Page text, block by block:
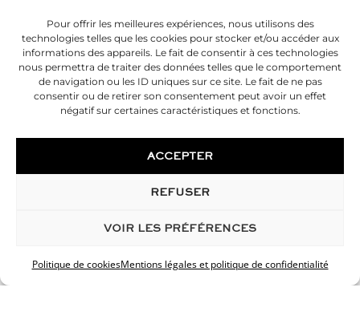
Pour offrir les meilleures expériences, nous utilisons des
technologies telles que les cookies pour stocker et/ou accéder aux
informations des appareils. Le fait de consentir à ces technologies
nous permettra de traiter des données telles que le comportement
de navigation ou les ID uniques sur ce site. Le fait de ne pas
consentir ou de retirer son consentement peut avoir un effet
négatif sur certaines caractéristiques et fonctions.
ACCEPTER
REFUSER
VOIR LES PRÉFÉRENCES
Politique de cookiesMentions légales et politique de confidentialité